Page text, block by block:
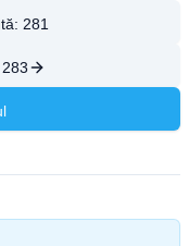
281
283